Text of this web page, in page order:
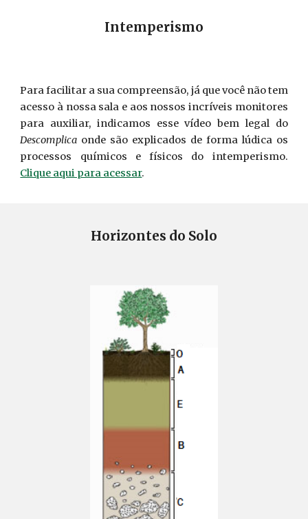
Intemperismo
Para facilitar a sua compreensão, já que você não tem
acesso à nossa sala e aos nossos incríveis monitores
para auxiliar, indicamos esse vídeo bem legal do
Descomplica onde são explicados de forma lúdica os
processos químicos e físicos do intemperismo.
Clique aqui para acessar.
Horizontes do Solo